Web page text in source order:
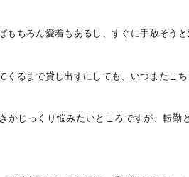
もちろん愛着もあるし、すぐに手放そう
くるまで貸し出すにしても、いつまたこ
かじっくり悩みたいところですが、転